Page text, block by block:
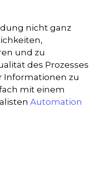
nicht ganz
und zu
des Prozesses
Informationen zu
mit einem
Automation